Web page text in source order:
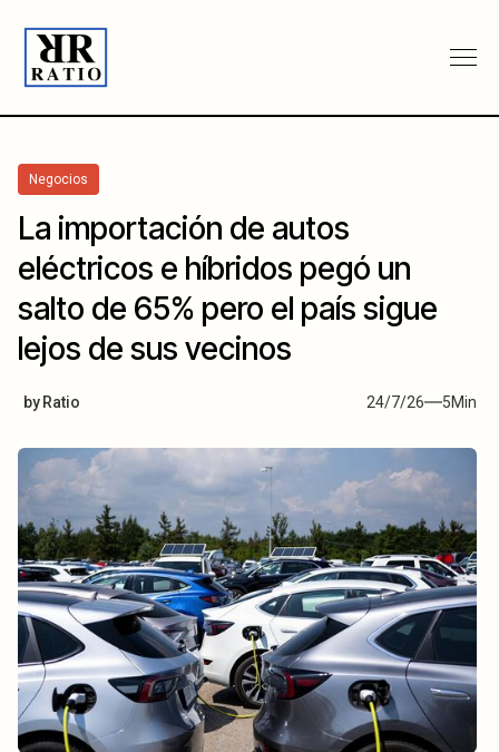
Negocios
La importación de autos
eléctricos e híbridos pegó un
salto de 65% pero el país sigue
lejos de sus vecinos
by Ratio 24/7/26 5Min